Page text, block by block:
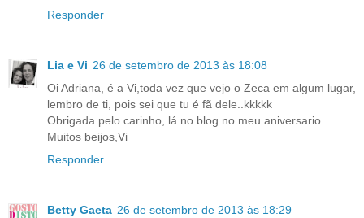
Responder
Lia e Vi 26 de setembro de 2013 às 18:08
Oi Adriana, é a Vi,toda vez que vejo o Zeca em algum lugar,
lembro de ti, pois sei que tu é fã dele..kkkkk
Obrigada pelo carinho, lá no blog no meu aniversario.
Muitos beijos,Vi
Responder
Betty Gaeta 26 de setembro de 2013 às 18:29